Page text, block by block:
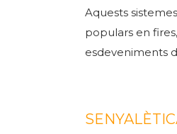
Aquests
populars en
esdeveniments